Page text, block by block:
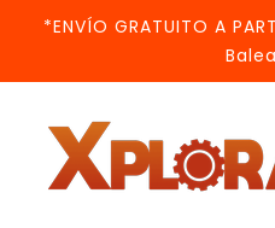
*ENVÍO GRATUITO A